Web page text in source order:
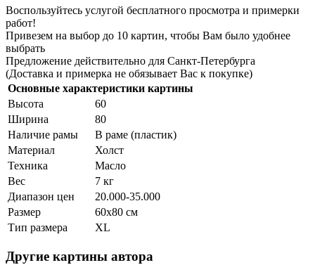
Воспользуйтесь услугой бесплатного просмотра и примерки
работ!
Привезем на выбор до 10 картин, чтобы Вам было удобнее
выбрать
Предложение действительно для Санкт-Петербурга
(Доставка и примерка не обязывает Вас к покупке)
Основные характеристики картины
Высота
60
Ширина
80
Наличие рамы
В раме (пластик)
Материал
Холст
Техника
Масло
Вес
7 кг
Диапазон цен
20.000-35.000
Размер
60х80 см
Тип размера
XL
Другие картины автора